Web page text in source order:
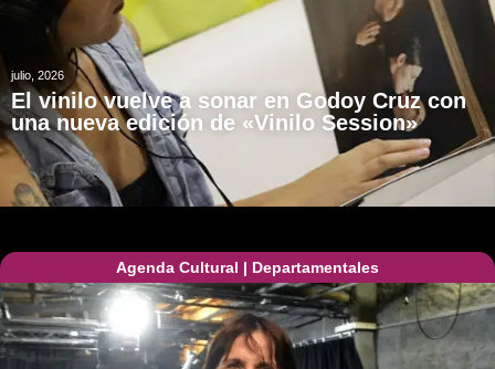
julio, 2026
El vinilo vuelve a sonar en Godoy Cruz con
una nueva edición de «Vinilo Session»
Agenda Cultural | Departamentales